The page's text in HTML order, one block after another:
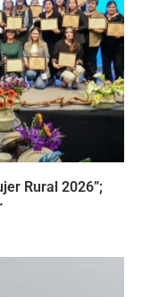
Rural 2026”;